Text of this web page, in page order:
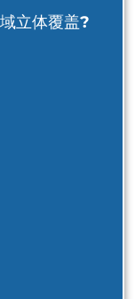
立体覆盖?